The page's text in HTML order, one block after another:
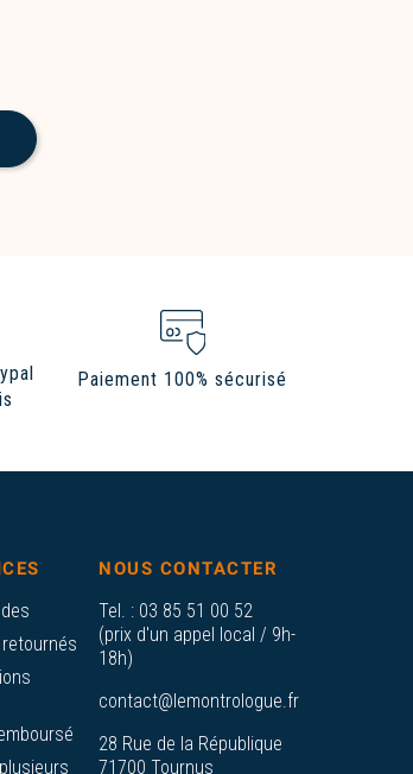
Paiement 100% sécurisé
NOUS CONTACTER
Tel. : 03 85 51 00 52
(prix d'un appel local / 9h-
18h)
contact@lemontrologue.fr
28 Rue de la République
71700 Tournus